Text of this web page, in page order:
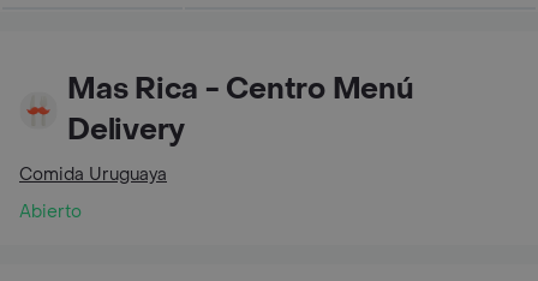
Mas Rica - Centro Menú
Delivery
Comida Uruguaya
Abierto